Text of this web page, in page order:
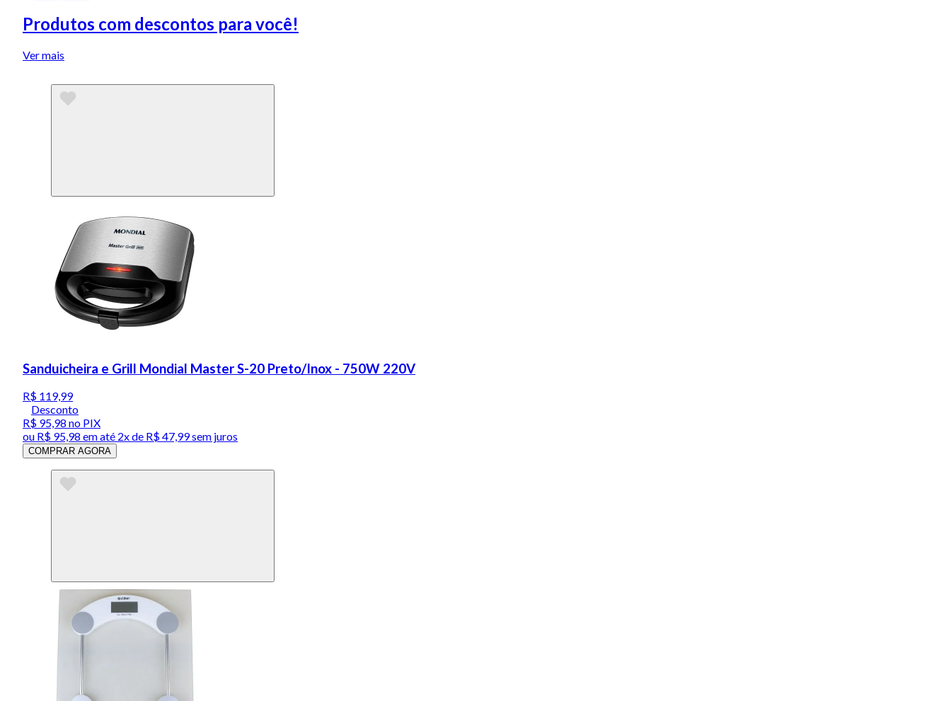
Produtos com descontos para você!
Ver mais
Sanduicheira e Grill Mondial Master S-20 Preto/Inox - 750W 220V
R$ 119,99
Desconto
R$ 95,98 no PIX
ou R$ 95,98 em até 2x de R$ 47,99 sem juros
COMPRAR AGORA